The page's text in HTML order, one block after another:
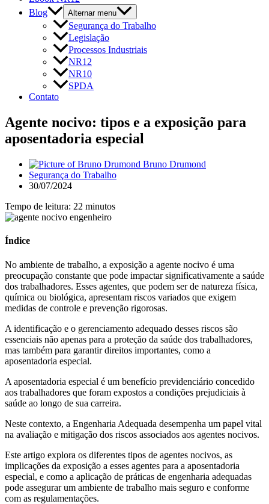
Blog
Alternar menu
Segurança do Trabalho
Legislação
Processos Industriais
NR12
NR10
SPDA
Contato
Agente nocivo: tipos e a exposição para
aposentadoria especial
Bruno Drumond
Segurança do Trabalho
30/07/2024
Tempo de leitura: 22 minutos
Índice
No ambiente de trabalho, a exposição a agente nocivo é uma
preocupação constante que pode impactar significativamente a saúde
dos trabalhadores. Esses agentes, que podem ser de natureza física,
química ou biológica, apresentam riscos variados que exigem
medidas de controle e prevenção rigorosas.
A identificação e o gerenciamento adequado desses riscos são
essenciais não apenas para a proteção da saúde dos trabalhadores,
mas também para garantir direitos importantes, como a
aposentadoria especial.
A aposentadoria especial é um benefício previdenciário concedido
aos trabalhadores que foram expostos a condições prejudiciais à
saúde ao longo de sua carreira.
Neste contexto, a Engenharia Adequada desempenha um papel vital
na avaliação e mitigação dos riscos associados aos agentes nocivos.
Este artigo explora os diferentes tipos de agentes nocivos, as
implicações da exposição a esses agentes para a aposentadoria
especial, e como a aplicação de práticas de engenharia adequadas
pode assegurar um ambiente de trabalho mais seguro e conforme
com as regulamentações.